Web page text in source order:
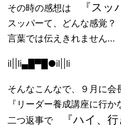
その時の感想は
『スッ
スッパーて、どんな感覚？
言葉では伝えきれません...
il||li▄█▀█●il||li
そんなこんなで、９月に会
『リーダー養成講座に行
二つ返事で
『ハイ、